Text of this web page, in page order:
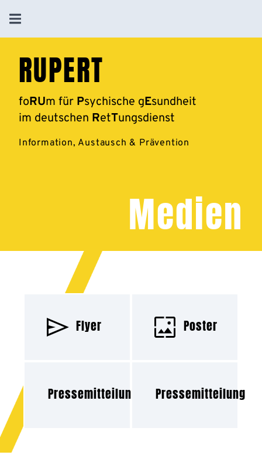
RUPERT
foRUm für Psychische gEsundheit
im deutschen RetTungsdienst
Information, Austausch & Prävention
Medien
Flyer Poster
Pressemitteilung Pressemitteilung